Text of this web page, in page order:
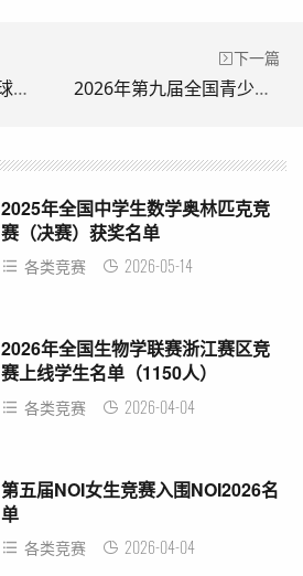
2026年全国中学生地球科学奥赛决赛获奖名单
下一篇
2026年第九届全国青少年人工智能创新挑战赛通知
2025年全国中学生数学奥林匹克竞
赛（决赛）获奖名单
各类竞赛 2026-05-14
2026年全国生物学联赛浙江赛区竞
赛上线学生名单（1150人）
各类竞赛 2026-04-04
第五届NOI女生竞赛入围NOI2026名
单
各类竞赛 2026-04-04